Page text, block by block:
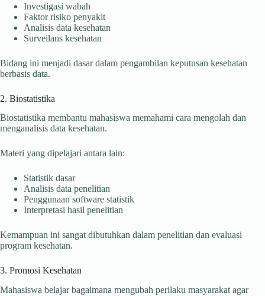
Investigasi wabah
Faktor risiko penyakit
Analisis data kesehatan
Surveilans kesehatan
Bidang ini menjadi dasar dalam pengambilan keputusan kesehatan
berbasis data.
2. Biostatistika
Biostatistika membantu mahasiswa memahami cara mengolah dan
menganalisis data kesehatan.
Materi yang dipelajari antara lain:
Statistik dasar
Analisis data penelitian
Penggunaan software statistik
Interpretasi hasil penelitian
Kemampuan ini sangat dibutuhkan dalam penelitian dan evaluasi
program kesehatan.
3. Promosi Kesehatan
Mahasiswa belajar bagaimana mengubah perilaku masyarakat agar